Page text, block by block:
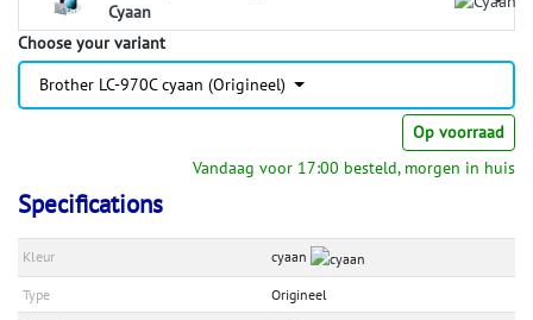
Cyaan
Choose your variant
Brother LC-970C cyaan (Origineel)
Op voorraad
Vandaag voor 17:00 besteld, morgen in huis
Specifications
Kleur cyaan
Type
Origineel